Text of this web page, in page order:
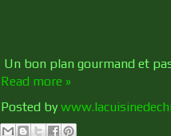
Un bon plan gourmand et
Read more »
Posted by